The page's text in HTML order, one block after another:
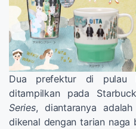
Dua prefektur di pulau
ditampilkan pada
Series, diantaranya
dikenal dengan tarian naga